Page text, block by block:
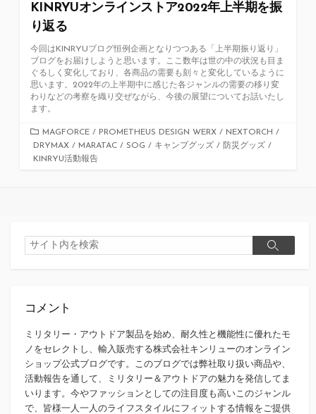
KINRYUオンラインストア2022年上半期を振
り返る
今回はKINRYUブログ恒例企画となりつつある「上半期振り返り」
ブログをお届けしようと思います。ここ数年は世の中の状況も目ま
ぐるしく変化しており、各商品の需要も刻々と変化しているように
思います。2022年の上半期中に感じた各ジャンルの需要の移り変
わりなどの考察を織り交ぜながら、今後の展望についてお話いたし
ます。
カ
テ
ゴ
MAGFORCE / PROMETHEUS DESIGN WERX / NEXTORCH /
DRYMAX / MARATAC / SOG / キャンプグッズ / 防災グッズ /
KINRYU活動報告
検
索
検
コメント
ミリタリー・アウトドア製品を始め、耐久性と機能性に優れたモ
ノをセレクトし、輸入販売する株式会社キンリューのオンライン
ショップ公式ブログです。このブログでは弊社取り扱い商品や、
活動報告を通して、ミリタリー＆アウトドアの魅力を発信してま
いります。今やファッションとしての注目度も高いこのジャンル
で、皆様一人一人のライフスタイルにフィットする情報をご提供